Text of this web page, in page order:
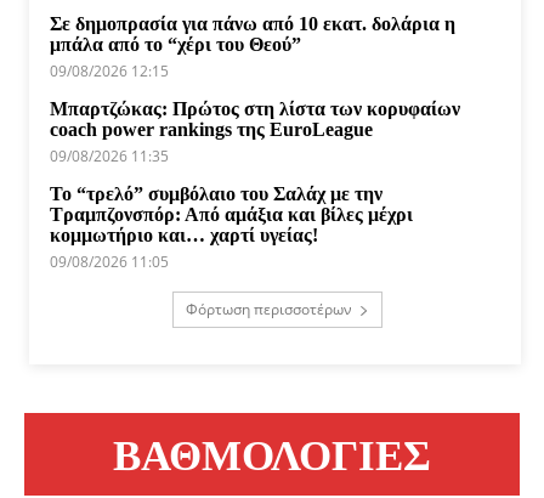
Σε δημοπρασία για πάνω από 10 εκατ. δολάρια η
μπάλα από το “χέρι του Θεού”
09/08/2026 12:15
Μπαρτζώκας: Πρώτος στη λίστα των κορυφαίων
coach power rankings της EuroLeague
09/08/2026 11:35
Το “τρελό” συμβόλαιο του Σαλάχ με την
Τραμπζονσπόρ: Από αμάξια και βίλες μέχρι
κομμωτήριο και… χαρτί υγείας!
09/08/2026 11:05
Φόρτωση περισσοτέρων
ΒΑΘΜΟΛΟΓΙΕΣ